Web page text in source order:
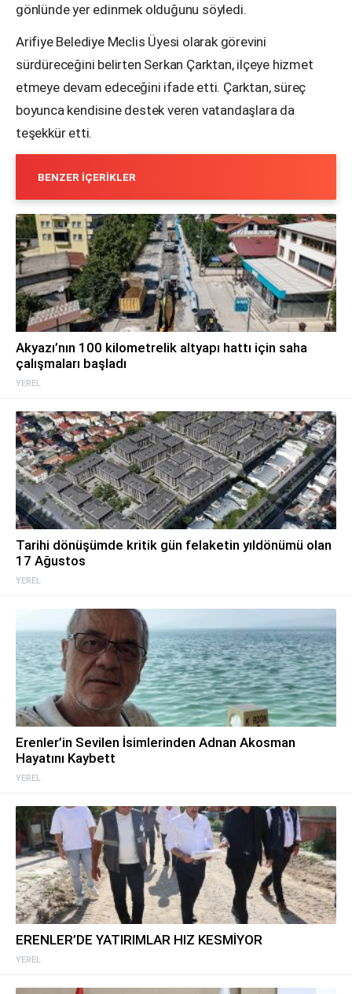
gönlünde yer edinmek olduğunu söyledi.
Arifiye Belediye Meclis Üyesi olarak görevini
sürdüreceğini belirten Serkan Çarktan, ilçeye hizmet
etmeye devam edeceğini ifade etti. Çarktan, süreç
boyunca kendisine destek veren vatandaşlara da
teşekkür etti.
BENZER İÇERIKLER
YEREL
Akyazı’nın 100 kilometrelik altyapı hattı için saha
çalışmaları başladı
YEREL
Tarihi dönüşümde kritik gün felaketin yıldönümü olan
17 Ağustos
YEREL
Erenler’in Sevilen İsimlerinden Adnan Akosman
Hayatını Kaybett
YEREL
ERENLER’DE YATIRIMLAR HIZ KESMİYOR